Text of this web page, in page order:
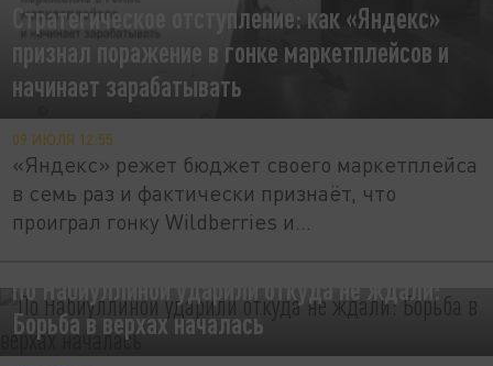
Стратегическое отступление: как «Яндекс»
признал поражение в гонке маркетплейсов и
начинает зарабатывать
09 ИЮЛЯ 12:55
«Яндекс» режет бюджет своего маркетплейса
в семь раз и фактически признаёт, что
проиграл гонку Wildberries и...
По Набиуллиной ударили откуда не ждали:
Борьба в верхах началась